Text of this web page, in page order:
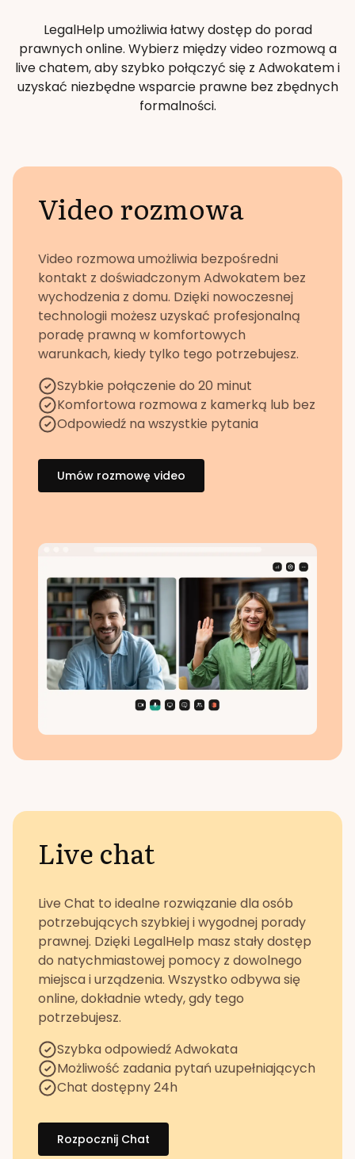
LegalHelp umożliwia łatwy dostęp do porad
prawnych online. Wybierz między video rozmową a
live chatem, aby szybko połączyć się z Adwokatem i
uzyskać niezbędne wsparcie prawne bez zbędnych
formalności.
Video rozmowa
Video rozmowa umożliwia bezpośredni
kontakt z doświadczonym Adwokatem bez
wychodzenia z domu. Dzięki nowoczesnej
technologii możesz uzyskać profesjonalną
poradę prawną w komfortowych
warunkach, kiedy tylko tego potrzebujesz.
Szybkie połączenie do 20 minut
Komfortowa rozmowa z kamerką lub bez
Odpowiedź na wszystkie pytania
Umów rozmowę video
Live chat
Live Chat to idealne rozwiązanie dla osób
potrzebujących szybkiej i wygodnej porady
prawnej. Dzięki LegalHelp masz stały dostęp
do natychmiastowej pomocy z dowolnego
miejsca i urządzenia. Wszystko odbywa się
online, dokładnie wtedy, gdy tego
potrzebujesz.
Szybka odpowiedź Adwokata
Możliwość zadania pytań uzupełniających
Chat dostępny 24h
Rozpocznij Chat